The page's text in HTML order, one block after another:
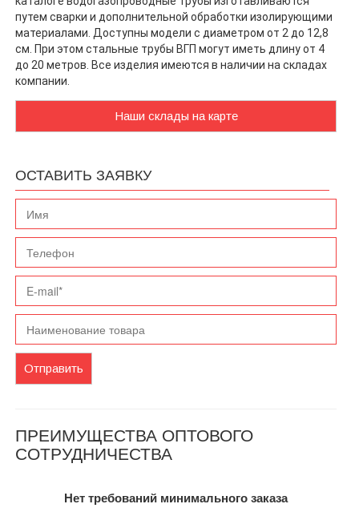
путем сварки и дополнительной обработки изолирующими
материалами. Доступны модели с диаметром от 2 до 12,8
см. При этом стальные трубы ВГП могут иметь длину от 4
до 20 метров. Все изделия имеются в наличии на складах
компании.
Наши склады на карте
ОСТАВИТЬ ЗАЯВКУ
Отправить
ПРЕИМУЩЕСТВА ОПТОВОГО
СОТРУДНИЧЕСТВА
Нет требований минимального заказа